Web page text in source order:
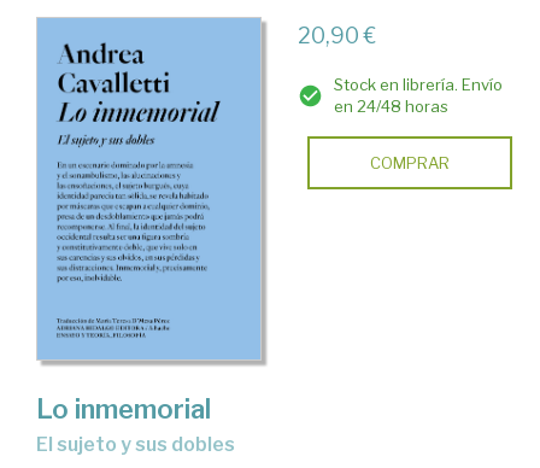
20,90 €
Stock en librería. Envío
en 24/48 horas
COMPRAR
Lo inmemorial
El sujeto y sus dobles